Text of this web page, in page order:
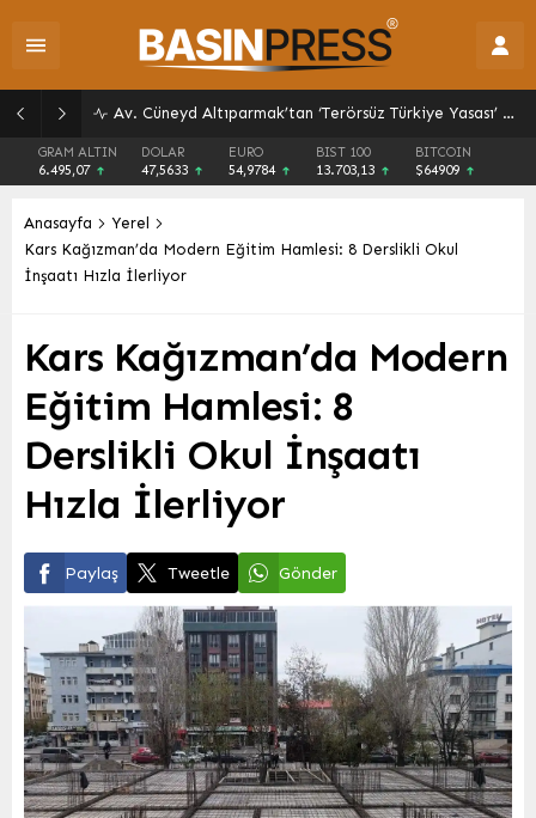
LUUBA RESTAURANT DÜNYA MUTFAĞI kapılarını Denizli’de açıyor!
GRAM ALTIN
6.495,07
DOLAR
47,5633
EURO
54,9784
BIST 100
13.703,13
BITCOIN
$64909
Anasayfa
Yerel
Kars Kağızman’da Modern Eğitim Hamlesi: 8 Derslikli Okul
İnşaatı Hızla İlerliyor
Kars Kağızman’da Modern
Eğitim Hamlesi: 8
Derslikli Okul İnşaatı
Hızla İlerliyor
Paylaş Tweetle Gönder